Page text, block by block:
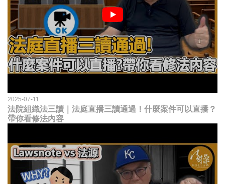
2025-07-11
法院組織法三讀｜法庭直播三讀通過！什麼案件可以直播？
帶你看修法內容